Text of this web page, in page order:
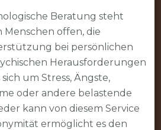
Beratung steht
offen, die
bei persönlichen
Herausforderungen
um Stress, Ängste,
oder andere belastende
kann von diesem Service
ermöglicht es den